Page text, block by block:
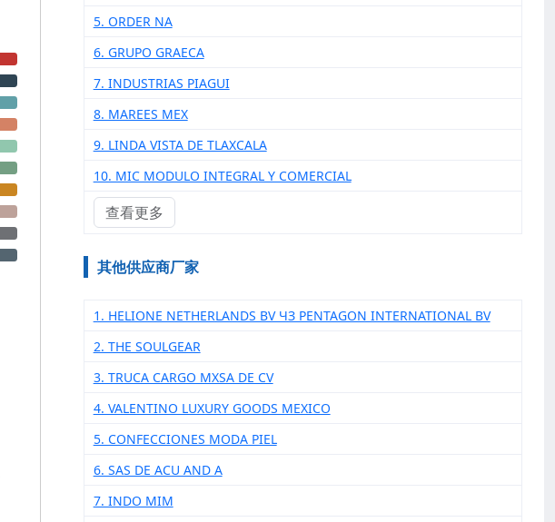
5. ORDER NA
6. GRUPO GRAECA
7. INDUSTRIAS PIAGUI
8. MAREES MEX
9. LINDA VISTA DE TLAXCALA
10. MIC MODULO INTEGRAL Y COMERCIAL
查看更多
其他供应商厂家
1. HELIONE NETHERLANDS BV ЧЗ PENTAGON INTERNATIONAL BV
2. THE SOULGEAR
3. TRUCA CARGO MXSA DE CV
4. VALENTINO LUXURY GOODS MEXICO
5. CONFECCIONES MODA PIEL
6. SAS DE ACU AND A
7. INDO MIM